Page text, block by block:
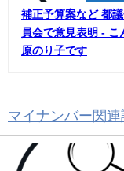
補正予算案など 都
員会で意見表明 - こ
原のり子です
マイナンバー関連